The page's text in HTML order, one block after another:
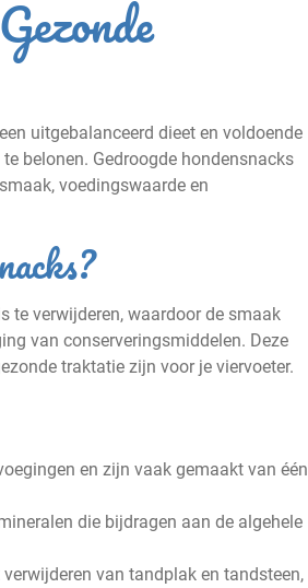
uitgebalanceerd dieet en voldoende
belonen. Gedroogde hondensnacks
voedingswaarde en
te verwijderen, waardoor de smaak
van conserveringsmiddelen. Deze
traktatie zijn voor je viervoeter.
en zijn vaak gemaakt van één
die bijdragen aan de algehele
van tandplak en tandsteen,